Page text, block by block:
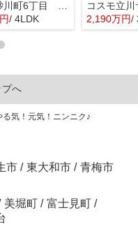
/ 4LDK 2,190万円/
プへ
る気！元気！ニンニク♪
市 / 東大和市 / 青梅市
美堀町 / 富士見町 /